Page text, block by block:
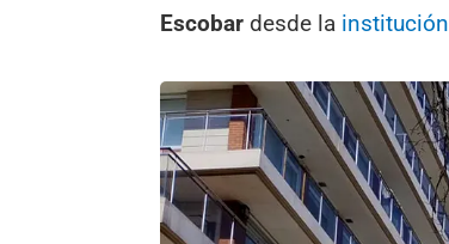
Escobar desde la institución